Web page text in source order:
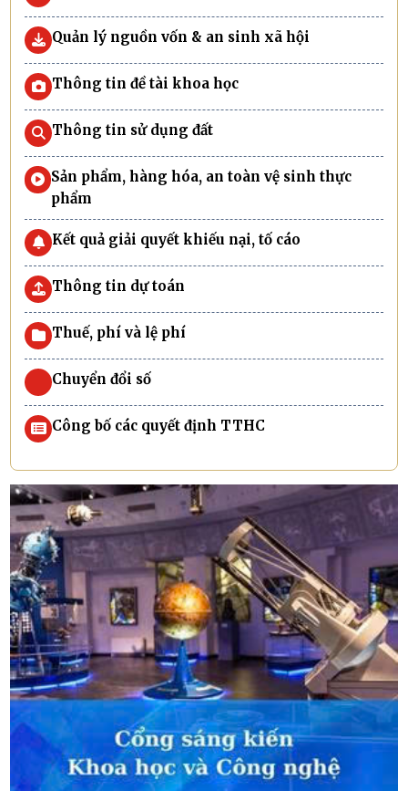
Quản lý nguồn vốn & an sinh xã hội
Thông tin đề tài khoa học
Thông tin sử dụng đất
Sản phẩm, hàng hóa, an toàn vệ sinh thực
phẩm
Kết quả giải quyết khiếu nại, tố cáo
Thông tin dự toán
Thuế, phí và lệ phí
Chuyển đổi số
Công bố các quyết định TTHC